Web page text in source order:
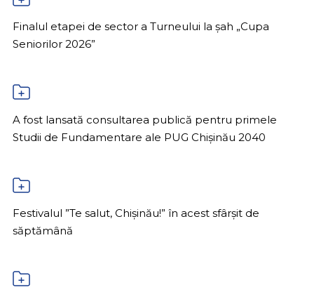
Finalul etapei de sector a Turneului la șah „Cupa
Seniorilor 2026”
A fost lansată consultarea publică pentru primele
Studii de Fundamentare ale PUG Chișinău 2040
Festivalul ”Te salut, Chișinău!” în acest sfârșit de
săptămână